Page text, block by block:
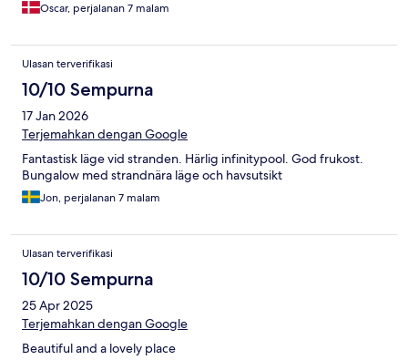
Oscar, perjalanan 7 malam
Ulasan terverifikasi
10/10 Sempurna
17 Jan 2026
Terjemahkan dengan Google
Fantastisk läge vid stranden. Härlig infinitypool. God frukost.
Bungalow med strandnära läge och havsutsikt
Jon, perjalanan 7 malam
Ulasan terverifikasi
10/10 Sempurna
25 Apr 2025
Terjemahkan dengan Google
Beautiful and a lovely place